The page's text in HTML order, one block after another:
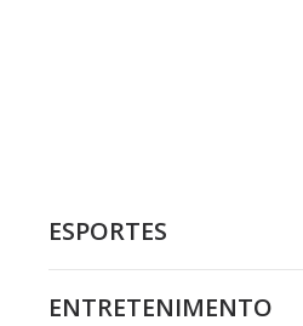
ESPORTES
ENTRETENIMENTO